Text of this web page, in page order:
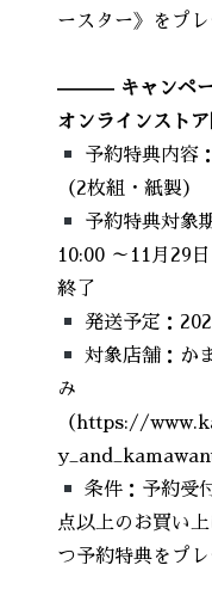
ースター》をプレ
——— キャンペ
オンラインスト
予約特典内容
（2枚組・紙製）
予約特典対象
10:00 ～11月29
終了
発送予定：
対象店舗：か
み
（https://
条件：予約受
点以上のお買い
つ予約特典をプレ